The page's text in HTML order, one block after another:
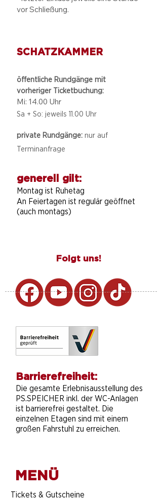
vor Schließung.
SCHATZKAMMER
öffentliche Rundgänge mit
vorheriger Ticketbuchung:
Mi: 14.00 Uhr
Sa + So: jeweils 11.00 Uhr
private Rundgänge: nur auf
Terminanfrage
generell gilt:
Montag ist Ruhetag
An Feiertagen ist regulär geöffnet
(auch montags)
Folgt uns!
Barrierefreiheit:
Die gesamte Erlebnisausstellung des
PS.SPEICHER inkl. der WC-Anlagen
ist barrierefrei gestaltet. Die
einzelnen Etagen sind mit einem
großen Fahrstuhl zu erreichen.
MENÜ
​Tickets & Gutscheine